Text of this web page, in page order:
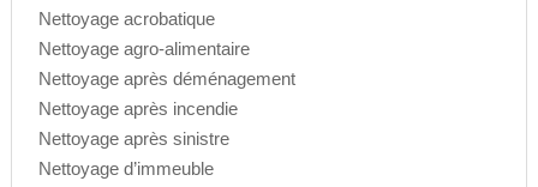
Nettoyage acrobatique
Nettoyage agro-alimentaire
Nettoyage après déménagement
Nettoyage après incendie
Nettoyage après sinistre
Nettoyage d’immeuble